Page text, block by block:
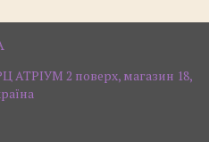
АТРІУМ 2 поверх, магазин 18,